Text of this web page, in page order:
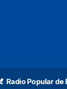
Radio Popular de